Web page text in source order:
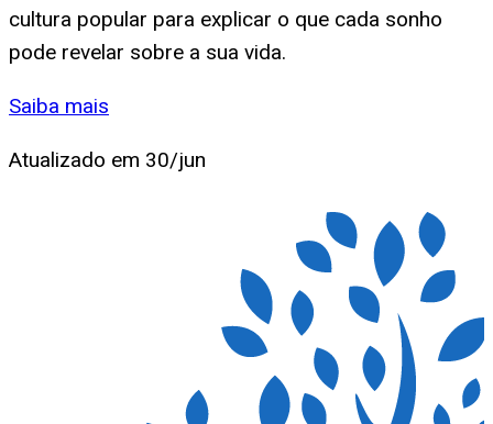
cultura popular para explicar o que cada sonho
pode revelar sobre a sua vida.
Saiba mais
Atualizado em 30/jun